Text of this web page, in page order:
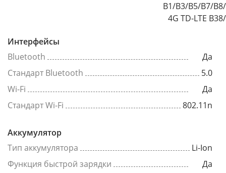
B1/B3/B5/B7/
4G TD-LTE
Интерфейсы
Bluetooth
Да
Стандарт Bluetooth
5.0
Wi-Fi
Да
Стандарт Wi-Fi
802.11n
Аккумулятор
Тип аккумулятора
Li-Ion
Функция быстрой зарядки
Да